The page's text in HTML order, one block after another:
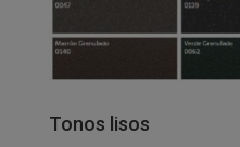
Tonos lisos